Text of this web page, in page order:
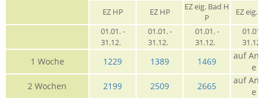
EZ HP
EZ HP
EZ eig. Bad H
P
EZ eig.
01.01. -
31.12.
01.01. -
31.12.
01.01. -
31.12.
01.01.
1 Woche 1229 1389 1469
auf
e
2 Wochen
2199 2509 2665
auf
e